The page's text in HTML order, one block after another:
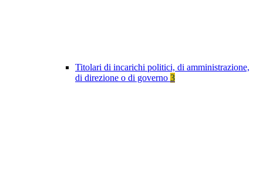
Titolari di incarichi politici, di amministrazione,
di direzione o di governo 3